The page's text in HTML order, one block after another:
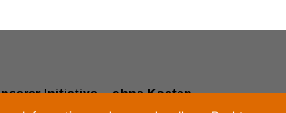
Initiative – ohne Kosten.